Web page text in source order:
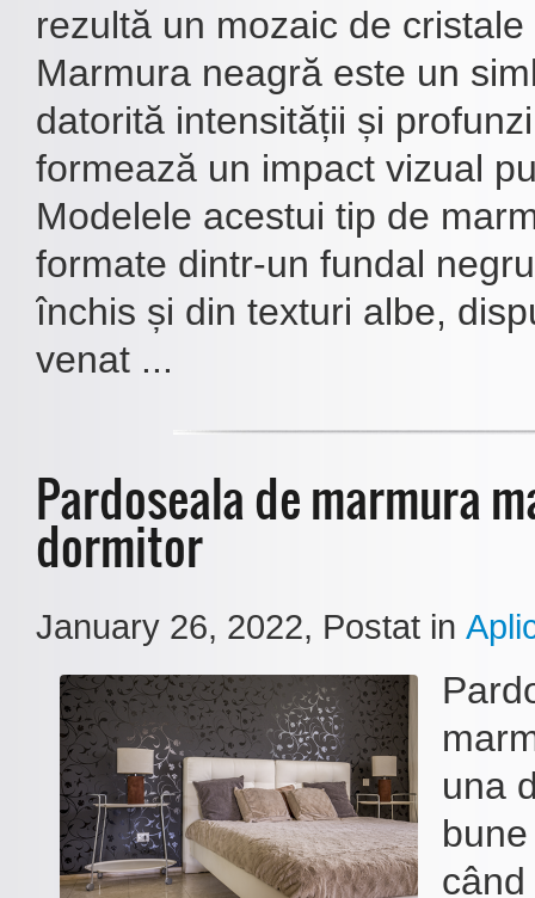
rezultă un mozaic de
Marmura neagră este un
datorită intensității și
formează un impact vizual
Modelele acestui tip de
formate dintr-un fundal
închis și din texturi albe,
venat ...
Pardoseala de marmura
dormitor
January 26, 2022, Postat in
una